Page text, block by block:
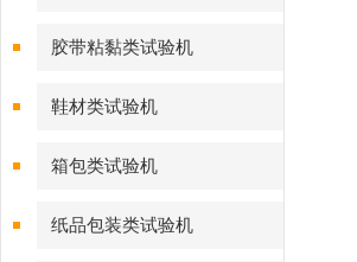
胶带粘黏类试验机
鞋材类试验机
箱包类试验机
纸品包装类试验机